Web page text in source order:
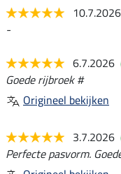
10.7.2026
-
6.7.2026
Goede rijbroek #
Origineel bekijken
3.7.2026
Perfecte pasvorm.